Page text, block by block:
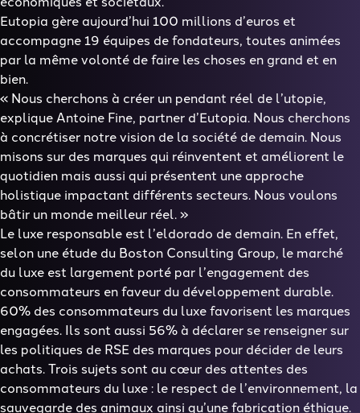
Eutopia gère aujourd’hui 100 millions d’euros et
accompagne 19 équipes de fondateurs, toutes animées
par la même volonté de faire les choses en grand et en
bien.
« Nous cherchons à créer un pendant réel de l’utopie,
explique Antoine Fine, partner d’Eutopia. Nous cherchons
à concrétiser notre vision de la société de demain. Nous
misons sur des marques qui réinventent et améliorent le
quotidien mais aussi qui présentent une approche
holistique impactant différents secteurs. Nous voulons
bâtir un monde meilleur réel.»
Le luxe responsable est l’eldorado de demain. En effet,
selon une étude du Boston Consulting Group, le marché
du luxe est largement porté par l’engagement des
consommateurs en faveur du développement durable.
60% des consommateurs du luxe favorisent les marques
engagées. Ils sont aussi 56% à déclarer se renseigner sur
les politiques de RSE des marques pour décider de leurs
achats. Trois sujets sont au cœur des attentes des
consommateurs du luxe : le respect de l’environnement, la
sauvegarde des animaux ainsi qu’une fabrication éthique.